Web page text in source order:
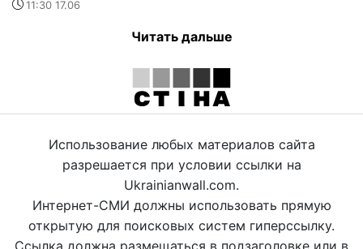
11:30 17.06
Читать дальше
Использование любых материалов сайта
разрешается при условии ссылки на
Ukrainianwall.com.
Интернет-СМИ должны использовать прямую
открытую для поисковых систем гиперссылку.